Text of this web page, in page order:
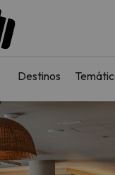
Destinos